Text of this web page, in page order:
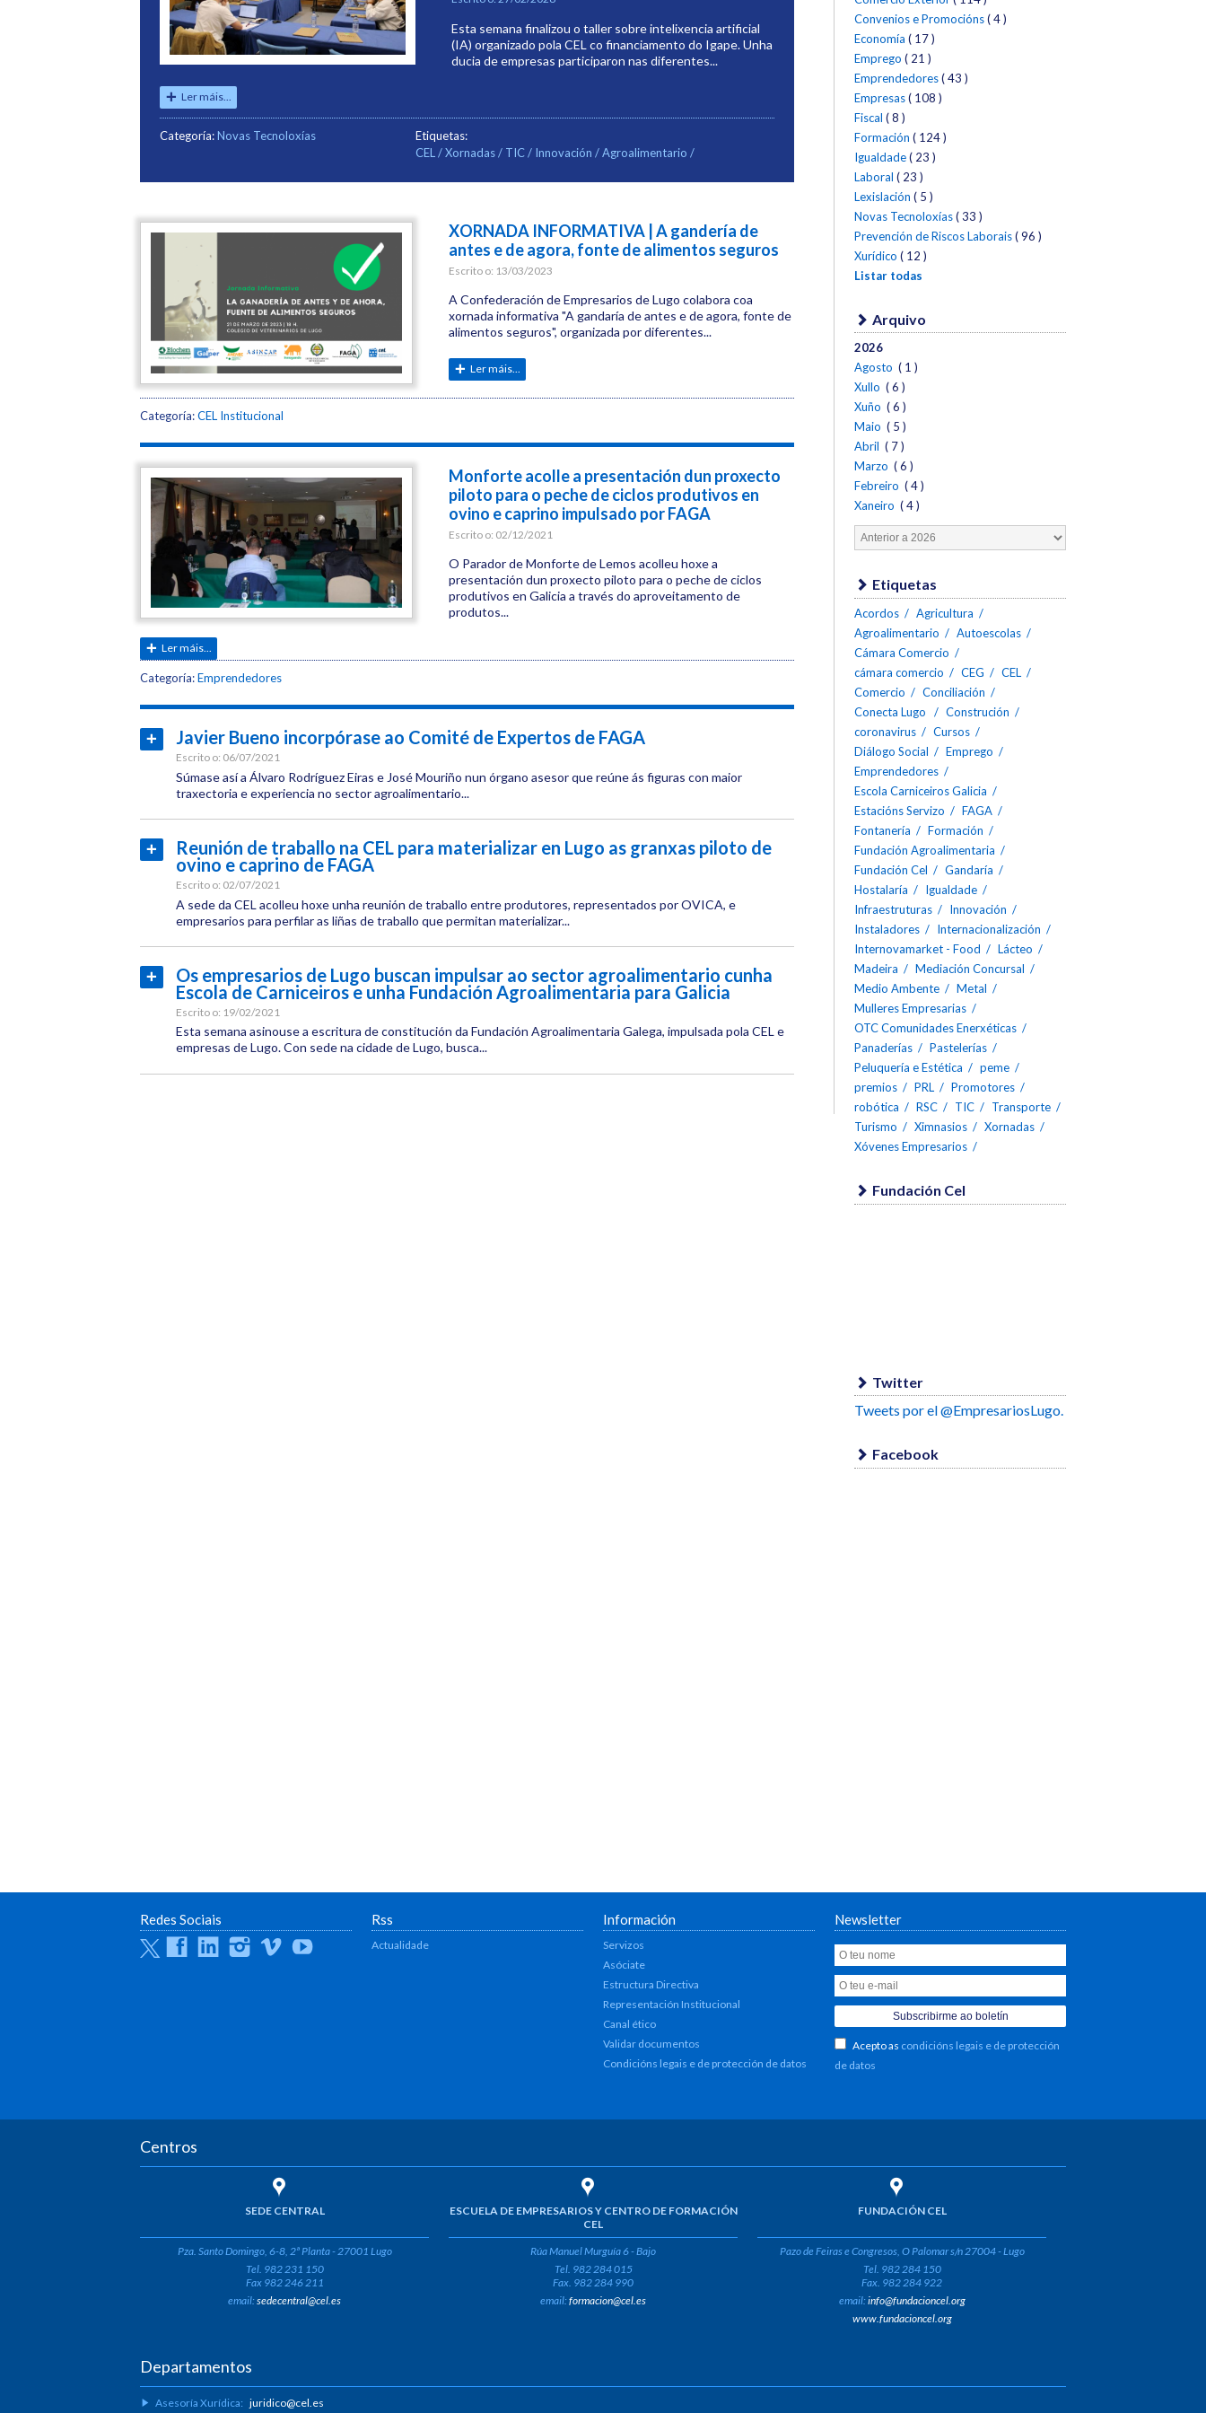
Esta semana finalizou o taller sobre intelixencia artificial
(IA) organizado pola CEL co financiamento do Igape. Unha
ducia de empresas participaron nas diferentes...
Ler máis...
Categoría:Novas Tecnoloxías
Etiquetas:
CEL
Xornadas TIC Innovación Agroalimentario
XORNADA INFORMATIVA | A gandería de
antes e de agora, fonte de alimentos seguros
Escrito o: 13/03/2023
A Confederación de Empresarios de Lugo colabora coa
xornada informativa "A gandaría de antes e de agora, fonte de
alimentos seguros", organizada por diferentes...
Ler máis...
Categoría:CEL Institucional
Etiquetas:
Xornadas
Agroalimentario
Fundación
Agroalimentaria
Monforte acolle a presentación dun proxecto
piloto para o peche de ciclos produtivos en
ovino e caprino impulsado por FAGA
Escrito o: 02/12/2021
O Parador de Monforte de Lemos acolleu hoxe a
presentación dun proxecto piloto para o peche de ciclos
produtivos en Galicia a través do aproveitamento de
produtos...
Ler máis...
Categoría:Emprendedores
Etiquetas:
Agroalimentario
Fundación
Agroalimentaria
Javier Bueno incorpórase ao Comité de Expertos de FAGA
Escrito o: 06/07/2021
Súmase así a Álvaro Rodríguez Eiras e José Mouriño nun órgano asesor que reúne ás figuras con maior
traxectoria e experiencia no sector agroalimentario...
máis...
CEL
Institucional
Etiquetas:
Agroalimentario
Fundación
Agroalimentaria
FAGA
Reunión de traballo na CEL para materializar en Lugo as granxas piloto de
ovino e caprino de FAGA
Escrito o: 02/07/2021
A sede da CEL acolleu hoxe unha reunión de traballo entre produtores, representados por OVICA, e
empresarios para perfilar as liñas de traballo que permitan materializar...
máis...
CEL
Institucional
Etiquetas:
Agroalimentario
Fundación
Agroalimentaria
Os empresarios de Lugo buscan impulsar ao sector agroalimentario cunha
Escola de Carniceiros e unha Fundación Agroalimentaria para Galicia
Escrito o: 19/02/2021
Esta semana asinouse a escritura de constitución da Fundación Agroalimentaria Galega, impulsada pola CEL e
empresas de Lugo. Con sede na cidade de Lugo, busca...
máis...
Convenios e Promocións( 4 )
Economía ( 17 )
Emprego ( 21 )
Emprendedores( 43 )
Empresas( 108 )
Fiscal ( 8 )
Formación ( 124 )
Igualdade( 23 )
Laboral ( 23 )
Lexislación ( 5 )
Novas Tecnoloxías( 33 )
Prevención de Riscos Laborais( 96 )
Xurídico ( 12 )
Listar todas
Arquivo
2026
Agosto ( 1 )
Xullo ( 6 )
Xuño ( 6 )
Maio ( 5 )
Abril ( 7 )
Marzo ( 6 )
Febreiro ( 4 )
Xaneiro ( 4 )
Etiquetas
Acordos
Agricultura
Agroalimentario
Autoescolas
Cámara Comercio
cámara comercio
CEG
CEL
Comercio
Conciliación
Conecta Lugo
Construción
coronavirus
Cursos
Diálogo Social
Emprego
Emprendedores
Escola Carniceiros Galicia
Estacións Servizo
FAGA
Fontanería
Formación
Fundación Agroalimentaria
Fundación Cel
Gandaría
Hostalaría
Igualdade
Infraestruturas
Innovación
Instaladores
Internacionalización
Internovamarket - Food
Lácteo
Madeira
Mediación Concursal
Medio Ambente
Metal
Mulleres Empresarias
OTC Comunidades Enerxéticas
Panaderías
Pastelerías
Peluquería e Estética
peme
premios
PRL
Promotores
robótica
RSC TIC
Transporte
Turismo
Ximnasios
Xornadas
Xóvenes Empresarios
Fundación Cel
Twitter
Tweets por el @EmpresariosLugo.
Facebook
Redes Sociais
TwitterFacebookLinkedinInstagram
Vimeo Youtube
Rss
Actualidade
Información
Servizos
Asóciate
Estructura Directiva
Representación Institucional
Canal ético
Validar documentos
Condicións legais e de protección de datos
Newsletter
Acepto as condicións legais e de protección
de datos
Centros
SEDE CENTRAL
Pza. Santo Domingo, 6-8, 2ª Planta - 27001 Lugo
Tel. 982 231 150
Fax 982 246 211
email:sedecentral@cel.es
ESCUELA DE EMPRESARIOS Y CENTRO DE FORMACIÓN
CEL
Rúa Manuel Murguía 6 - Bajo
Tel. 982 284 015
Fax. 982 284 990
email:formacion@cel.es
FUNDACIÓN CEL
Pazo de Feiras e Congresos, O Palomar s/n 27004 - Lugo
Tel. 982 284 150
Fax. 982 284 922
email:info@fundacioncel.org
www.fundacioncel.org
Departamentos
Asesoría Xurídica: juridico@cel.es